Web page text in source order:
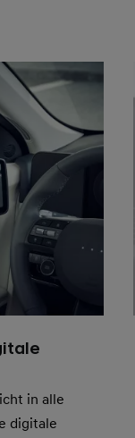
in alle
digitale